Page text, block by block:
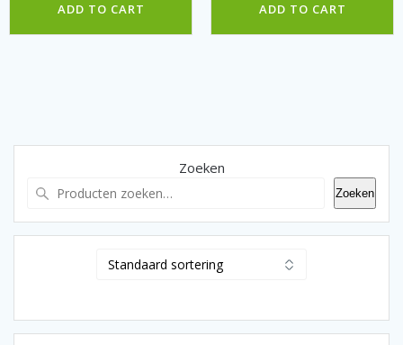
ADD TO CART ADD TO CART
Zoeken
Zoeken